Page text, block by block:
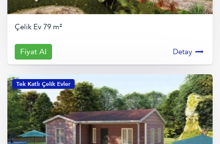
Çelik Ev 79 m²
Fiyat Al Detay
Tek Katlı Çelik Evler